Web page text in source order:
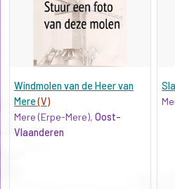
Windmolen van de Heer van
Mere(V)
Mere (Erpe-Mere), Oost-
Vlaanderen